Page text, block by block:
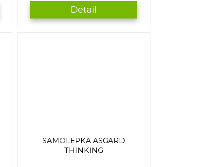
Detail
SAMOLEPKA ASGARD
THINKING